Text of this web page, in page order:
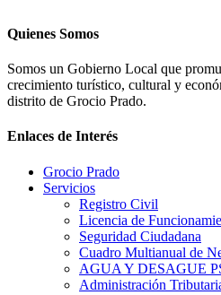
Quienes Somos
Somos un Gobierno Local que
crecimiento turístico, cultural y
distrito de Grocio Prado.
Enlaces de Interés
Grocio Prado
Servicios
Registro Civil
Licencia de
Seguridad Ciudadana
Cuadro Multianual de
AGUA Y DESAGUE
Administración